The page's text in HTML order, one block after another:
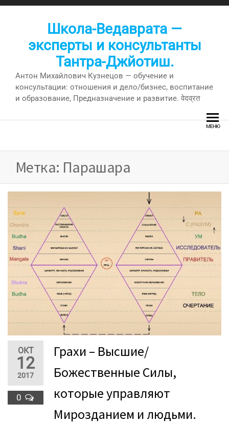
Перейти
Школа-Ведаврата —
эксперты и консультанты
Тантра-Джйотиш.
Антон Михайлович Кузнецов — обучение и
консультации: отношения и дело/бизнес, воспитание
и образование, Предназначение и развитие. वेदव्रत
МЕНЮ
Метка: Парашара
ОКТ
12
2017
0
Грахи – Высшие/
Божественные Силы,
которые управляют
Мирозданием и людьми.